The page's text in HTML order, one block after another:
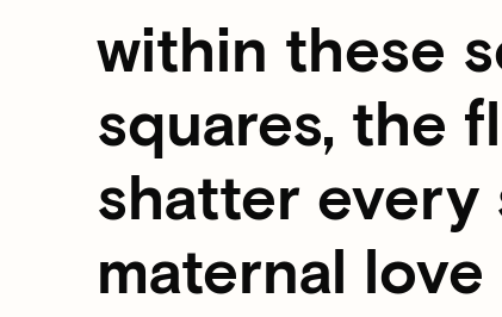
within these
squares, the
shatter
maternal